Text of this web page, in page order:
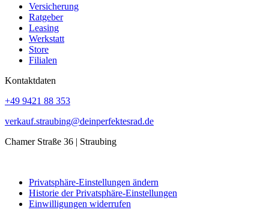
Versicherung
Ratgeber
Leasing
Werkstatt
Store
Filialen
Kontaktdaten
+49 9421 88 353
verkauf.straubing@deinperfektesrad.de
Chamer Straße 36 | Straubing
Privatsphäre-Einstellungen ändern
Historie der Privatsphäre-Einstellungen
Einwilligungen widerrufen